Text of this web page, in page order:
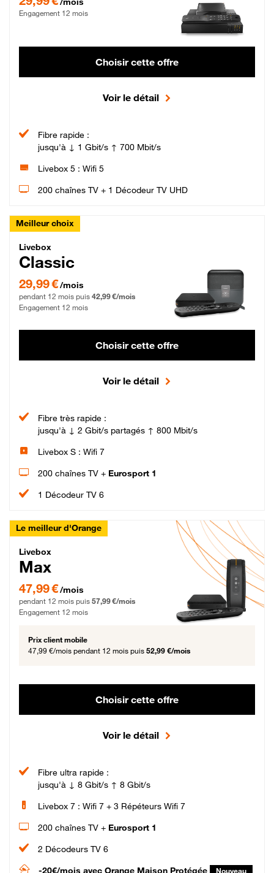
Engagement 12 mois
Choisir cette offre
Voir le détail
Fibre rapide :
jusqu'à ↓ 1 Gbit/s ↑ 700 Mbit/s
Livebox 5 : Wifi 5
200 chaînes TV + 1 Décodeur TV UHD
Meilleur choix
Livebox Classic Fibre
Livebox
Classic
29,99 € par mois pendant 12 mois puis 42,99 € par mois, Engagement 12 mois
29,99 €/mois
pendant 12 mois puis 42,99 €/mois
Engagement 12 mois
Choisir cette offre
Voir le détail
Fibre très rapide :
jusqu'à ↓ 2 Gbit/s partagés ↑ 800 Mbit/s
Livebox S : Wifi 7
200 chaînes TV + Eurosport 1
1 Décodeur TV 6
Le meilleur d'Orange
Livebox Max Fibre
Livebox
Max
47,99 € par mois pendant 12 mois puis 57,99 € par mois, Engagement 12 mois
47,99 €/mois
pendant 12 mois puis 57,99 €/mois
Engagement 12 mois
Prix client mobile
47,99 €/mois pendant 12 mois puis 52,99 €/mois
Choisir cette offre
Voir le détail
Fibre ultra rapide :
jusqu'à ↓ 8 Gbit/s ↑ 8 Gbit/s
Livebox 7 : Wifi 7 + 3 Répéteurs Wifi 7
200 chaînes TV + Eurosport 1
2 Décodeurs TV 6
-20€/mois avec Orange Maison Protégée Nouveau